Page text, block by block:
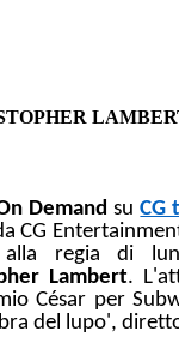
Demand suCG
CG
regia di
Lambert.
César per
del lupo',